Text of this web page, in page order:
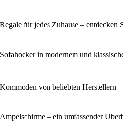
Regale für jedes Zuhause – entdecken
Sofahocker in modernem und
Kommoden von beliebten Herstellern
Ampelschirme – ein umfassender